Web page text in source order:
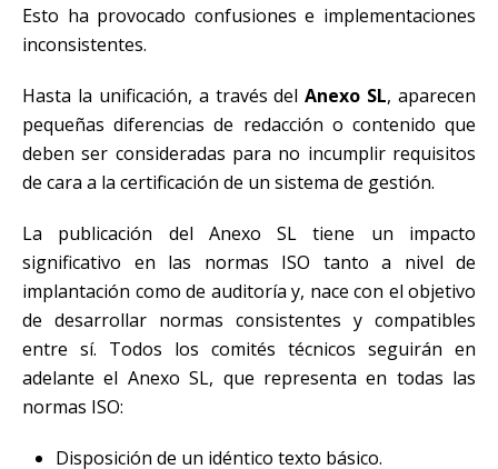
Esto ha provocado confusiones e implementaciones
inconsistentes.
Hasta la unificación, a través delAnexo SL, aparecen
pequeñas diferencias de redacción o contenido que
deben ser consideradas para no incumplir requisitos
de cara a la certificación de un sistema de gestión.
La publicación del Anexo SL tiene un impacto
significativo en las normas ISO tanto a nivel de
implantación como de auditoría y, nace con el objetivo
de desarrollar normas consistentes y compatibles
entre sí. Todos los comités técnicos seguirán en
adelante el Anexo SL, que representa en todas las
normas ISO:
Disposición de un idéntico texto básico.